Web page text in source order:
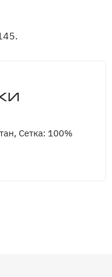
Сетка: 100%